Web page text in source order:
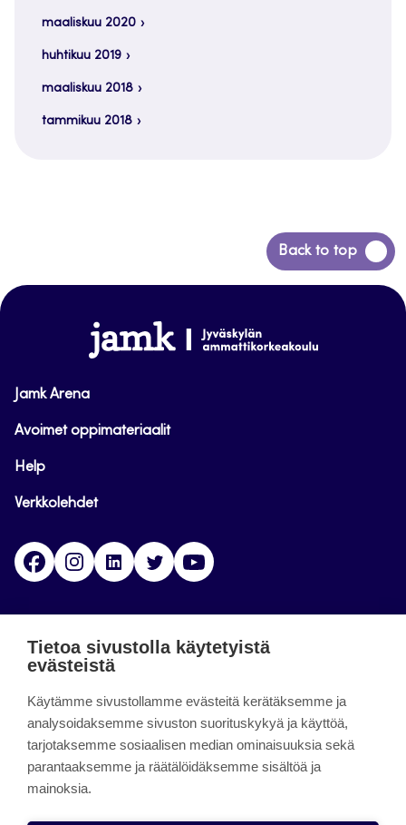
maaliskuu 2020
huhtikuu 2019
maaliskuu 2018
tammikuu 2018
Back to top
Siirry
takaisin
www.jamk.fi
Jamk Arena
Avoimet oppimateriaalit
Help
Verkkolehdet
FacebookInstagramLinkedinTwitter
päättynyt 11.9.2023.
About the site
Käyttöehdot
Tietoa sivustolla käytetyistä
evästeistä
Käytämme sivustollamme evästeitä kerätäksemme ja
analysoidaksemme sivuston suorituskykyä ja käyttöä,
tarjotaksemme sosiaalisen median ominaisuuksia sekä
parantaaksemme ja räätälöidäksemme sisältöä ja
mainoksia.